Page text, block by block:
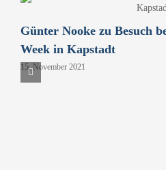
Günter Nooke zu Besuch
Week in Kapstadt
15. November 2021